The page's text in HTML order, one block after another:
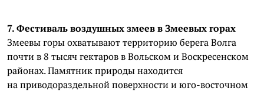
7. Фестиваль воздушных змеев в Змеевых горах
Змеевы горы охватывают территорию берега Волга
почти в 8 тысяч гектаров в Вольском и Воскресенском
районах. Памятник природы находится
на приводораздельной поверхности и юго-восточном